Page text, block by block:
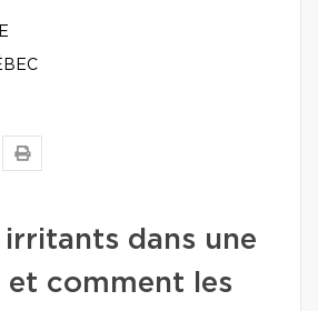
dans une
et comment les